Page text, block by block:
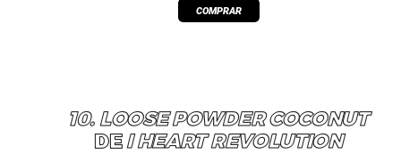
10. LOOSE POWDER COCONUT
DEI HEART REVOLUTION